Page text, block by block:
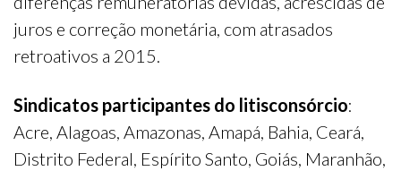
juros e correção monetária, com atrasados
retroativos a 2015.
Sindicatos participantes do litisconsórcio:
Acre, Alagoas, Amazonas, Amapá, Bahia, Ceará,
Distrito Federal, Espírito Santo, Goiás, Maranhão,